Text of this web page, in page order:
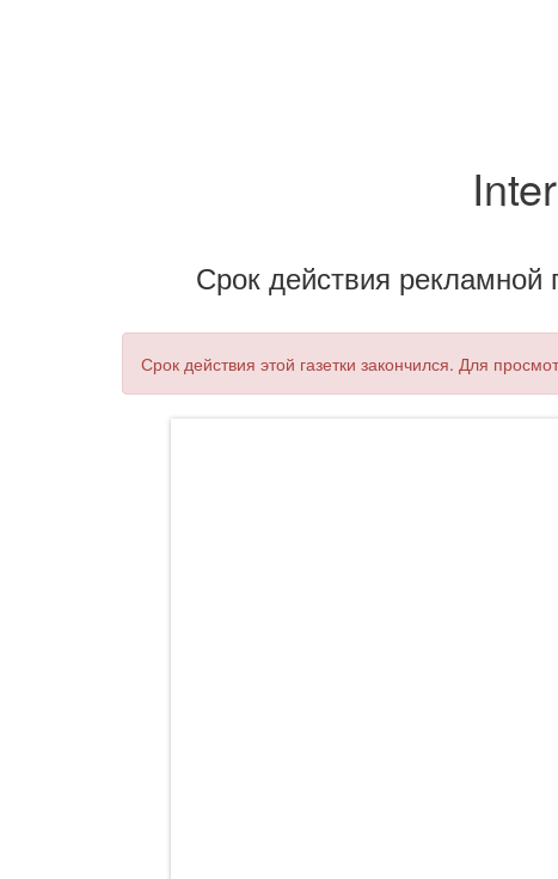
Срок действия рекламной
Срок действия этой газетки закончился. Для